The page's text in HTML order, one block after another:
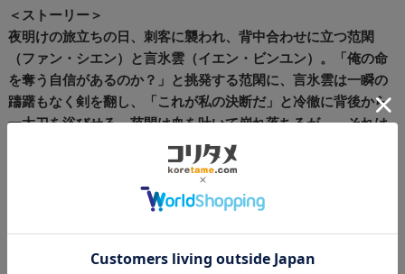
＜ストーリー＞
夜明けの旅立ちの日、刺客に襲われ、背中合わせに立つ范閑
（ファン・シエン）と言氷雲（イエン・ビンユン）。「俺の命
を奪う自信があるのか？」と挑発する范閑に、言氷雲は一瞬の
躊躇もなく剣を翻し、「これが私の決断だ」と冷徹に背後から
一太刀を浴びせる。范閑は血を吐いて崩れ落ちるが――それは
すべて、彼が仕掛けた緻密な策略だった。腹心の王啓年（ワ
ン・チーニエン）と共に密かに都へ戻った范閑は、しばらく身
を潜めることに。一方、范閑の訃報は瞬く間に国中を駆け巡
り、慶国の皇宮は大きく揺れる。だが、第二皇子は早々にその
死が偽装だと見破り、范閑を捕らえるため、巧妙な罠を宮廷内
外に張り巡らせていた。「死を欺いた大罪」により追い詰めら